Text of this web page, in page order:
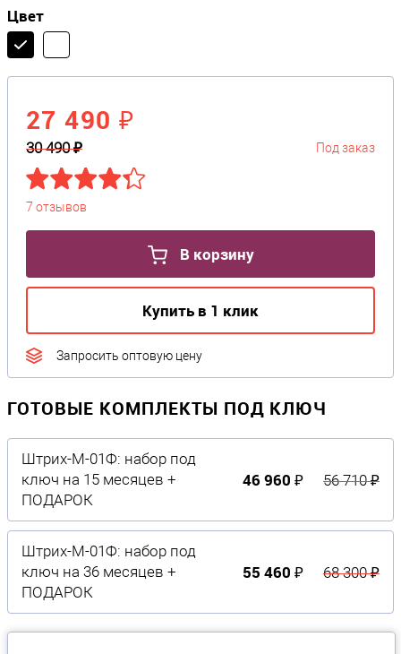
Цвет
27 490 ₽
30 490 ₽ Под заказ
7 отзывов
В корзину
Купить в 1 клик
Запросить оптовую цену
ГОТОВЫЕ КОМПЛЕКТЫ ПОД КЛЮЧ
Штрих-М-01Ф: набор под
ключ на 15 месяцев +
ПОДАРОК
46 960 ₽ 56 710 ₽
Штрих-М-01Ф: набор под
ключ на 36 месяцев +
ПОДАРОК
55 460 ₽ 68 300 ₽